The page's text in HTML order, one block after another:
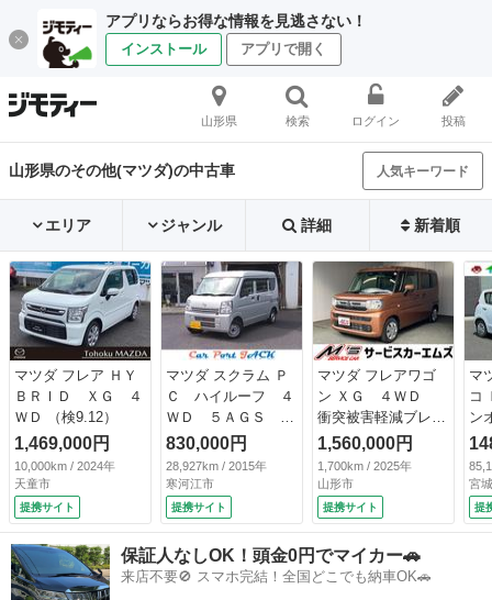
アプリならお得な情報を見逃さない！
インストール アプリで開く
山形県 検索 ログイン 投稿
山形県のその他(マツダ)の中古車 人気キーワード
エリア ジャンル 詳細 新着順
マツダ フレア ＨＹ
ＢＲＩＤ ＸＧ ４
ＷＤ （検9.12）
1,469,000円
10,000km / 2024年
天童市
提携サイト
マツダ スクラム Ｐ
Ｃ ハイルーフ ４
ＷＤ ５ＡＧＳ 衝
突軽減システム 横
滑り防止 キーレ
ス パワーウィンド
ウ 運転席・助手席
エアバッグ ＡＢ
Ｓ オーバーヘッド
コンソール 純正ラ
ジオ （検9.7）
830,000円
28,927km / 2015年
寒河江市
提携サイト
マツダ フレアワゴ
ン ＸＧ ４ＷＤ
衝突被害軽減ブレー
キ レーンアシス
ト シートヒータ
ー 両側スライドド
ア ＬＥＤライト
ステリモ オートラ
付）
1,560,000円
1,700km / 2025年
山形市
提携サイト
マ
コ
ン
ス
ス
宮
提
保証人なしOK！頭金0円でマイカー🚗
来店不要🚫 スマホ完結！全国どこでも納車OK🚗